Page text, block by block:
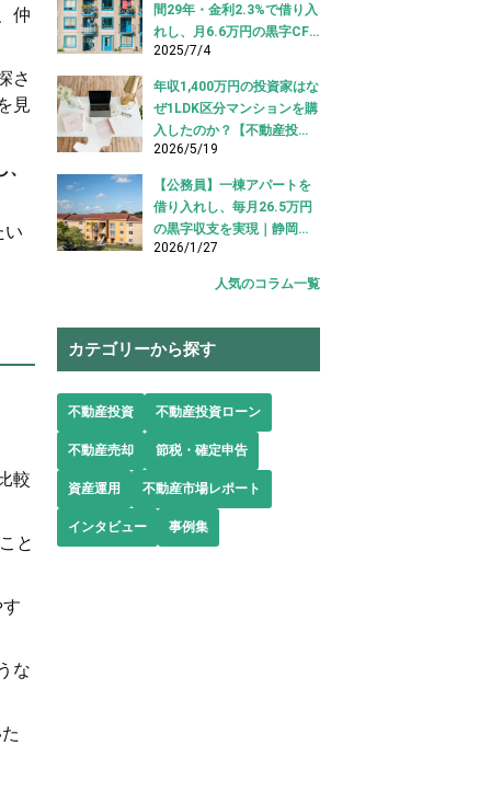
仲
さ
見
い
較
と
な
間29年・金利2.3%で借り入
れし、月6.6万円の黒字CF
を実現【不動産投資ロー
ン】
2025/7/4
年収1,400万円の投資家はな
ぜ1LDK区分マンションを購
入したのか？【不動産投資
購入事例】
2026/5/19
【公務員】一棟アパートを
借り入れし、毎月26.5万円
の黒字収支を実現｜静岡県
【アパートローン 借り入れ
2026/1/27
人気のコラム一覧
カテゴリーから探す
不動産投資 不動産投資ローン
不動産売却 節税・確定申告
資産運用 不動産市場レポート
インタビュー 事例集